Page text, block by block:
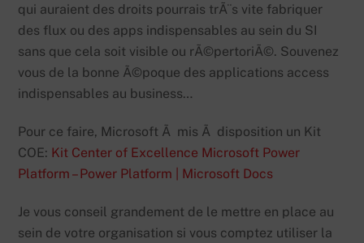
qui auraient des droits pourrais trÃ¨s vite fabriquer
des flux ou des apps indispensables au sein du SI
sans que cela soit visible ou rÃ©pertoriÃ©. Souvenez
vous de la bonne Ã©poque des applications access
indispensables au business…
Pour ce faire, Microsoft Ã mis Ã disposition un Kit
COE: Kit Center of Excellence Microsoft Power
Platform – Power Platform | Microsoft Docs
Je vous conseil grandement de le mettre en place au
sein de votre organisation si vous comptez utiliser la